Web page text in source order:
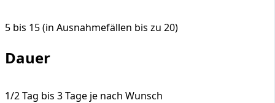
5 bis 15 (in Ausnahmefällen bis zu 20)
Dauer
1/2 Tag bis 3 Tage je nach Wunsch